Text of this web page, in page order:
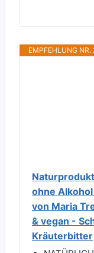
EMPFEHLUNG NR.
ohne
von Maria
& vegan -
Kräuterbitter